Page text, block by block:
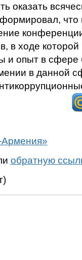
оказать
что
в ходе
и опыт в сфере
в данной
обратную